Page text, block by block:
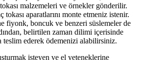
malzemeleri ve örnekler gönderilir.
aparatlarını monte etmeniz istenir.
fiyonk, boncuk ve benzeri süslemeler de
belirtilen zaman dilimi içerisinde
teslim ederek ödemenizi alabilirsiniz.
isteyen ve el yeteneklerine